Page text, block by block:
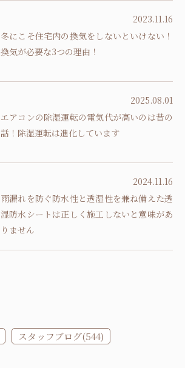
2023.11.16
冬にこそ住宅内の換気をしないといけない！
換気が必要な3つの理由！
2025.08.01
エアコンの除湿運転の電気代が高いのは昔の
話！除湿運転は進化しています
2024.11.16
雨漏れを防ぐ防水性と透湿性を兼ね備えた透
湿防水シートは正しく施工しないと意味があ
りません
スタッフブログ(544)